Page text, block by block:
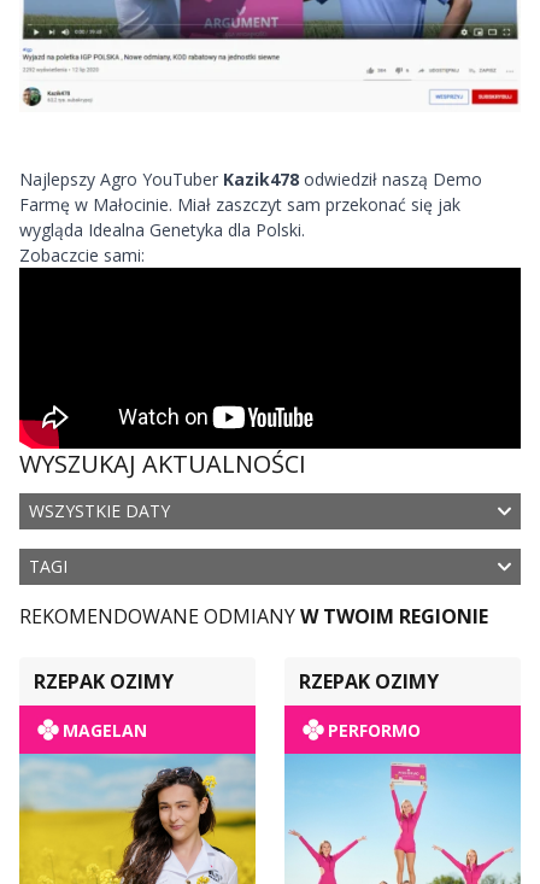
Najlepszy Agro YouTuber Kazik478 odwiedził naszą Demo
Farmę w Małocinie. Miał zaszczyt sam przekonać się jak
wygląda Idealna Genetyka dla Polski.
Zobaczcie sami:
WYSZUKAJ AKTUALNOŚCI
WSZYSTKIE DATY
TAGI
REKOMENDOWANE ODMIANYW TWOIM REGIONIE
RZEPAK OZIMY
MAGELAN
RZEPAK OZIMY
PERFORMO